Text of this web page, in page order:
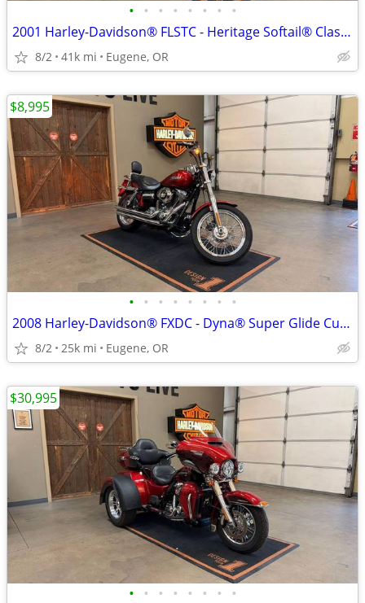
• • • • • • • •
2001 Harley-Davidson® FLSTC - Heritage Softail® Classic
8/2 41k mi Eugene, OR
• • • • • • • •
2008 Harley-Davidson® FXDC - Dyna® Super Glide Custom
8/2 25k mi Eugene, OR
$8,995
• • • • • • • •
$30,995